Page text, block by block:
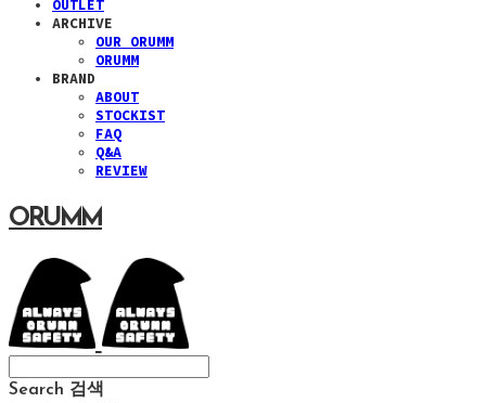
OUTLET
ARCHIVE
OUR ORUMM
ORUMM
BRAND
ABOUT
STOCKIST
FAQ
Q&A
REVIEW
ORUMM
Search 검색